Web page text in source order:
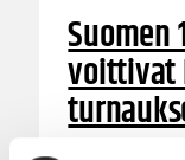
voittivat